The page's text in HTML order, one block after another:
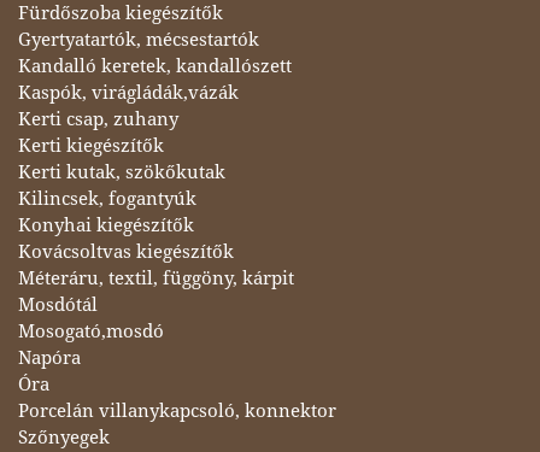
Fürdőszoba kiegészítők
Gyertyatartók, mécsestartók
Kandalló keretek, kandallószett
Kaspók, virágládák,vázák
Kerti csap, zuhany
Kerti kiegészítők
Kerti kutak, szökőkutak
Kilincsek, fogantyúk
Konyhai kiegészítők
Kovácsoltvas kiegészítők
Méteráru, textil, függöny, kárpit
Mosdótál
Mosogató,mosdó
Napóra
Óra
Porcelán villanykapcsoló, konnektor
Szőnyegek